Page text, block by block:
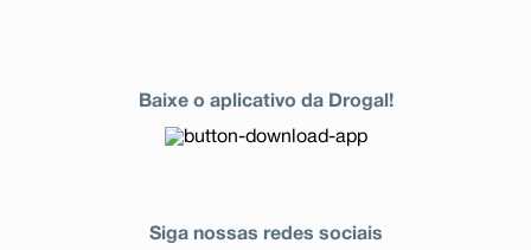
Baixe o aplicativo da Drogal!
Siga nossas redes sociais